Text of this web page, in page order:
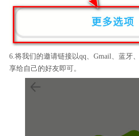
6.将我们的邀请链接以qq、Gmail、蓝牙
享给自己的好友即可。